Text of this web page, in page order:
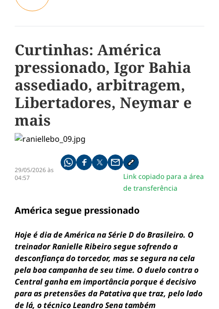
Curtinhas: América
pressionado, Igor Bahia
assediado, arbitragem,
Libertadores, Neymar e
mais
29/05/2026 às
04:57
Compartilhe pelo whatsapp
Compartilhar no facebook
Compartilhar no twitter
Compartilhe pelo email
Copiar link da notícia
Link copiado para a área
de transferência
América segue pressionado
Hoje é dia de América na Série D do Brasileiro. O
treinador Ranielle Ribeiro segue sofrendo a
desconfiança do torcedor, mas se segura na cela
pela boa campanha de seu time. O duelo contra o
Central ganha em importância porque é decisivo
para as pretensões da Patativa que traz, pelo lado
de lá, o técnico Leandro Sena também